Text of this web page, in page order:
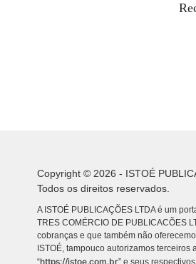
Copyright © 2026 - ISTOÉ
Todos os direitos reservados.
A ISTOÉ PUBLICAÇÕES LTDA é um
TRES COMÉRCIO DE PUBLICACÕES
cobranças e que também não
ISTOÉ, tampouco autorizamos
“https://istoe.com.br” e seus respectivos